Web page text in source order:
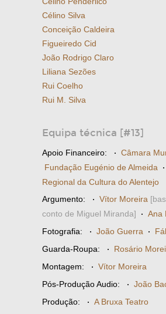
Célino Silva
Conceição Caldeira
Figueiredo Cid
João Rodrigo Claro
Liliana Sezões
Rui Coelho
Rui M. Silva
Equipa técnica [#13]
Apoio Financeiro: · Câmara
Fundação Eugénio de Almeida ·
Regional da Cultura do Alentejo
Argumento: · Vítor Moreira
conto de Miguel Miranda] · Ana
Fotografia: · João Guerra ·
Guarda-Roupa: · Rosário
Montagem: · Vítor Moreira
Pós-Produção Audio: · João
Produção: · A Bruxa Teatro